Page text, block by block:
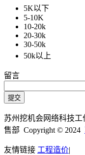
5K以下
5-10K
10-20k
20-30k
30-50k
50k以上
留言
苏州挖机会网络科技
售部 Copyright © 2024
友情链接 工程造价|